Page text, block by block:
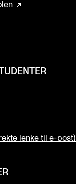
lenke til e-post)